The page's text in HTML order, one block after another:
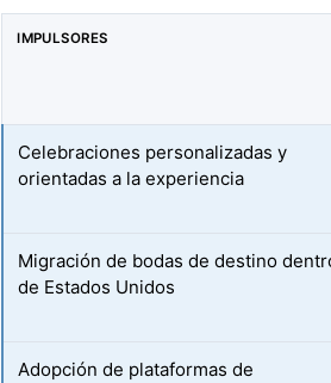
IMPULSORES
Celebraciones personalizadas y
orientadas a la experiencia
Migración de bodas de destino
de Estados Unidos
Adopción de plataformas de